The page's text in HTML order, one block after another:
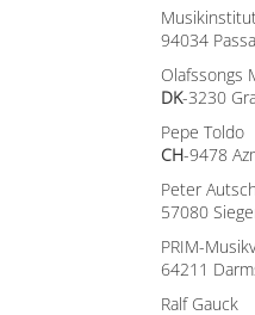
94034
Olafssongs
DK-3230
Pepe Toldo
CH-9478
Peter
57080
PRIM-
64211
Ralf Gauck